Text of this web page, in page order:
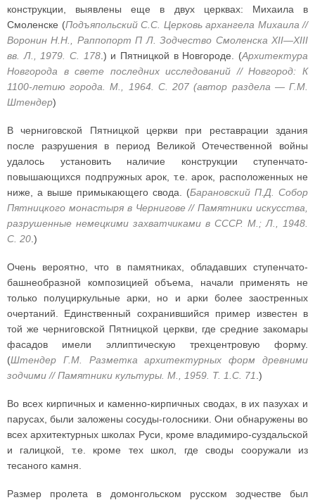
конструкции, выявлены еще в двух церквах: Михаила в
Смоленске (Подъяпольский С.С. Церковь архангела Михаила //
Воронин Н.Н., Раппопорт П Л. Зодчество Смоленска XII—XIII
вв. Л., 1979. С. 178.) и Пятницкой в Новгороде. (Архитектура
Новгорода в свете последних исследований // Новгород: К
1100-летию города. М., 1964. С. 207 (автор раздела — Г.М.
Штендер)
В черниговской Пятницкой церкви при реставрации здания
после разрушения в период Великой Отечественной войны
удалось установить наличие конструкции ступенчато-
повышающихся подпружных арок, т.е. арок, расположенных не
ниже, а выше примыкающего свода. (Барановский П.Д. Собор
Пятницкого монастыря в Чернигове // Памятники искусства,
разрушенные немецкими захватчиками в СССР. М.; Л., 1948.
С. 20 .)
Очень вероятно, что в памятниках, обладавших ступенчато-
башнеобразной композицией объема, начали применять не
только полуциркульные арки, но и арки более заостренных
очертаний. Единственный сохранившийся пример известен в
той же черниговской Пятницкой церкви, где средние закомары
фасадов имели эллиптическую трехцентровую форму.
(Штендер Г.М. Разметка архитектурных форм древними
зодчими // Памятники культуры. М., 1959. Т. 1.С. 71 .)
Во всех кирпичных и каменно-кирпичных сводах, в их пазухах и
парусах, были заложены сосуды-голосники. Они обнаружены во
всех архитектурных школах Руси, кроме владимиро-суздальской
и галицкой, т.е. кроме тех школ, где своды сооружали из
тесаного камня.
Размер пролета в домонгольском русском зодчестве был